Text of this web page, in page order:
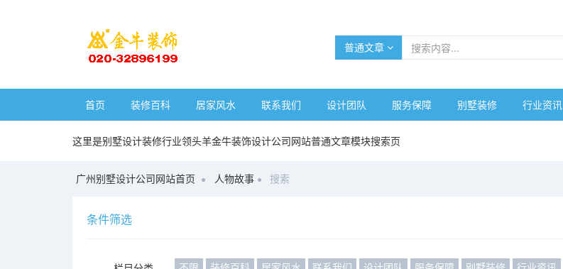
普通文章
首页 装修百科 居家风水 联系我们 设计团队 服务保障 别墅装修 行业资讯
这里是别墅设计装修行业领头羊金牛装饰设计公司网站普通文章模块搜索页
广州别墅设计公司网站首页 人物故事 搜索
条件筛选